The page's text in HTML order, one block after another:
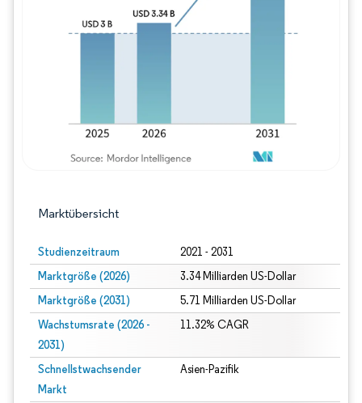
Marktübersicht
Studienzeitraum 2021 - 2031
Marktgröße (2026) 3.34 Milliarden US-Dollar
Marktgröße (2031) 5.71 Milliarden US-Dollar
Wachstumsrate (2026 -
2031)
11.32% CAGR
Schnellstwachsender
Markt
Asien-Pazifik
Bild © Mordor Intelligence.